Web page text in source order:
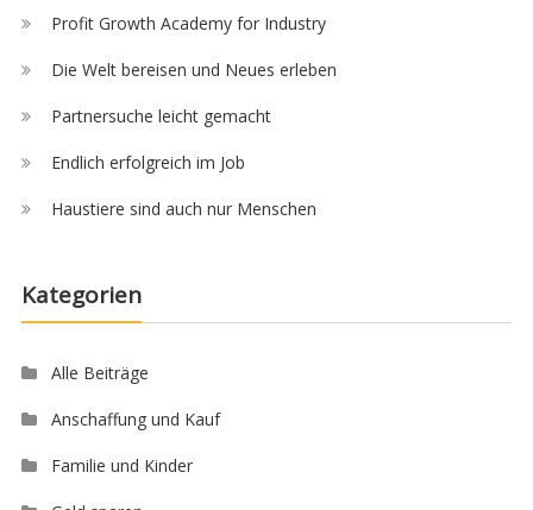
Profit Growth Academy for Industry
Die Welt bereisen und Neues erleben
Partnersuche leicht gemacht
Endlich erfolgreich im Job
Haustiere sind auch nur Menschen
Kategorien
Alle Beiträge
Anschaffung und Kauf
Familie und Kinder